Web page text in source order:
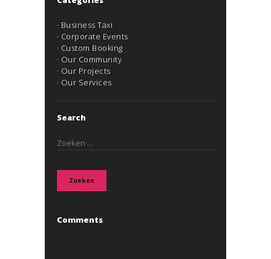
Business Taxi
Corporate Events
Custom Booking
Our Community
Our Projects
Our Services
Search
Zoeken
Comments